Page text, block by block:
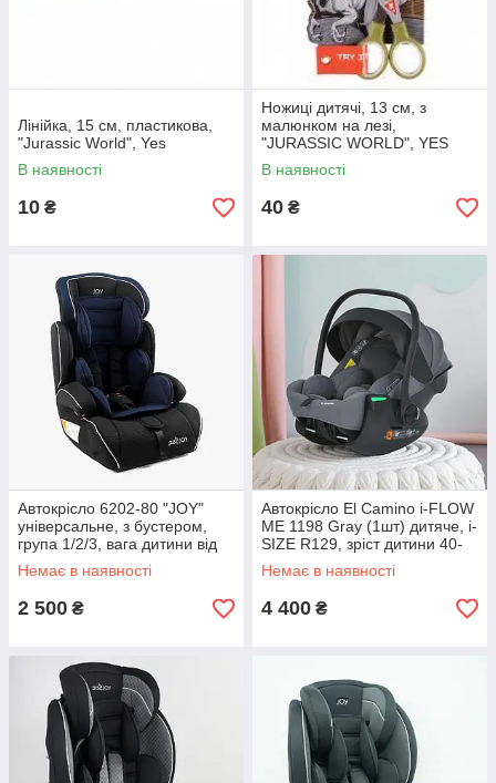
Лінійка, 15 см, пластикова,
"Jurassic World", Yes
В наявності
10 ₴
Ножиці дитячі, 13 см, з
малюнком на лезі,
"JURASSIC WORLD", YES
В наявності
40 ₴
Автокрісло 6202-80 "JOY"
універсальне, з бустером,
група 1/2/3, вага дитини від
9-36 кг, в пакет
Немає в наявності
2 500 ₴
Автокрісло El Camino i-FLOW
ME 1198 Gray (1шт) дитяче, i-
SIZE R129, зріст дитини 40-
87см, рег.підгол
Немає в наявності
4 400 ₴